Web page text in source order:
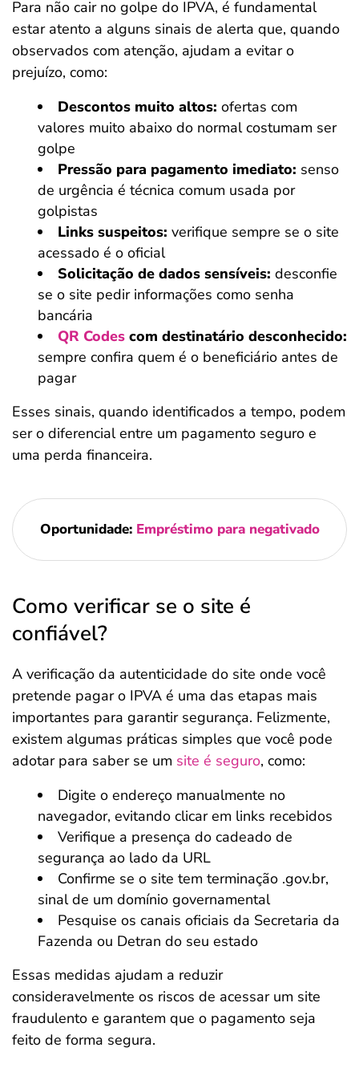
Para não cair no golpe do IPVA, é fundamental
estar atento a alguns sinais de alerta que, quando
observados com atenção, ajudam a evitar o
prejuízo, como:
Descontos muito altos: ofertas com
valores muito abaixo do normal costumam ser
golpe
Pressão para pagamento imediato: senso
de urgência é técnica comum usada por
golpistas
Links suspeitos: verifique sempre se o site
acessado é o oficial
Solicitação de dados sensíveis: desconfie
se o site pedir informações como senha
bancária
QR Codes com destinatário desconhecido:
sempre confira quem é o beneficiário antes de
pagar
Esses sinais, quando identificados a tempo, podem
ser o diferencial entre um pagamento seguro e
uma perda financeira.
Oportunidade: Empréstimo para negativado
Como verificar se o site é
confiável?
A verificação da autenticidade do site onde você
pretende pagar o IPVA é uma das etapas mais
importantes para garantir segurança. Felizmente,
existem algumas práticas simples que você pode
adotar para saber se um site é seguro, como:
Digite o endereço manualmente no
navegador, evitando clicar em links recebidos
Verifique a presença do cadeado de
segurança ao lado da URL
Confirme se o site tem terminação .gov.br,
sinal de um domínio governamental
Pesquise os canais oficiais da Secretaria da
Fazenda ou Detran do seu estado
Essas medidas ajudam a reduzir
consideravelmente os riscos de acessar um site
fraudulento e garantem que o pagamento seja
feito de forma segura.